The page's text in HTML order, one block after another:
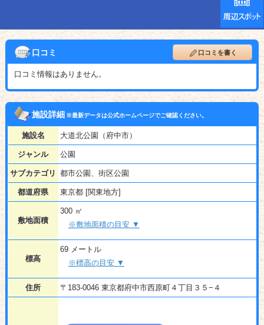
口コミ 口コミを書く
口コミ情報はありません。
施設詳細※最新データは公式ホームページでご確認ください。
施設名 大道北公園（府中市）
ジャンル 公園
サブカテゴリ 都市公園、街区公園
都道府県 東京都 [関東地方]
敷地面積
300 ㎡
※敷地面積の目安 ▼
標高
69 メートル
※標高の目安 ▼
住所 〒183-0046 東京都府中市西原町４丁目３５−４